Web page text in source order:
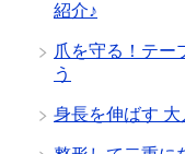
紹介♪
爪を守る！テー
う
身長を伸ばす 大